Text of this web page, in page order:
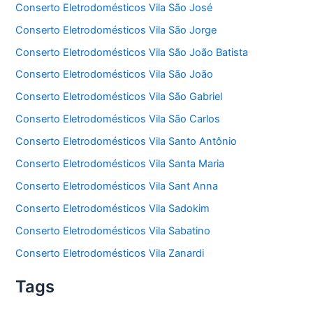
Conserto Eletrodomésticos Vila São José
Conserto Eletrodomésticos Vila São Jorge
Conserto Eletrodomésticos Vila São João Batista
Conserto Eletrodomésticos Vila São João
Conserto Eletrodomésticos Vila São Gabriel
Conserto Eletrodomésticos Vila São Carlos
Conserto Eletrodomésticos Vila Santo Antônio
Conserto Eletrodomésticos Vila Santa Maria
Conserto Eletrodomésticos Vila Sant Anna
Conserto Eletrodomésticos Vila Sadokim
Conserto Eletrodomésticos Vila Sabatino
Conserto Eletrodomésticos Vila Zanardi
Tags